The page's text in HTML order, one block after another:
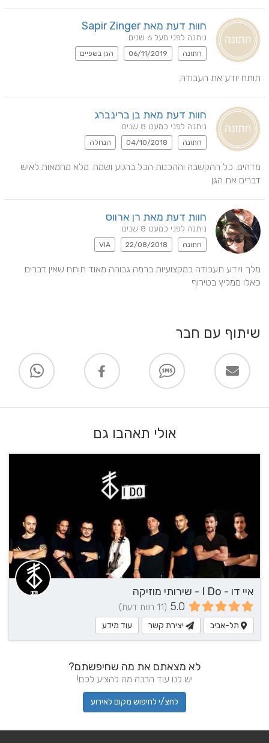
חוות דעת מאת Sapir Zinger
ניתנה לפני מעל 6 שנים
חתונה 06/11/2019 הגן בשפיים
תותח יודע את העבודה.
חוות דעת מאת בן ברינברג
ניתנה לפני כמעט 8 שנים
חתונה 04/10/2018 הנחלה
דברים את הגן
חוות דעת מאת רן ארווס
ניתנה לפני כמעט 8 שנים
חתונה 22/08/2018
VIA
כאלו ממליץ בטירוף
שיתוף עם חבר
אולי תאהבו גם
איי דו - I Do - שירותי מוזיקה
5.0 (11 חוות דעת)
תל-אביב יצירת קשר עוד מידע
לא מצאתם את מה שחיפשתם?
יש לנו עוד הרבה מה להציע לכם!
לחצ/י לחיפוש מקום לאירוע